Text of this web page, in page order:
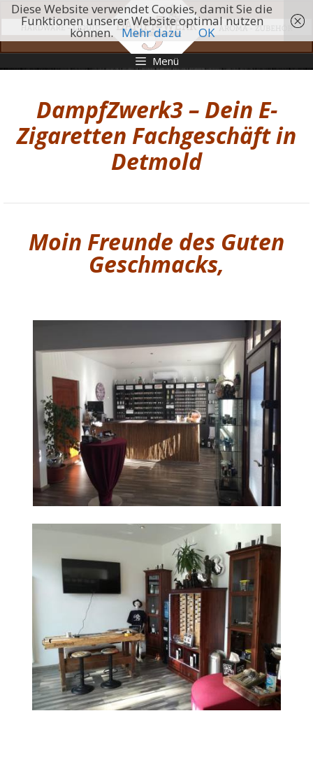
Zum
Inhalt
springen
Menü
DampfZwerk3 – Dein E-
Zigaretten Fachgeschäft in
Detmold
Moin Freunde des Guten
Geschmacks,
Diese Website verwendet Cookies, damit Sie die
Funktionen unserer Website optimal nutzen
können. Mehr dazu OK